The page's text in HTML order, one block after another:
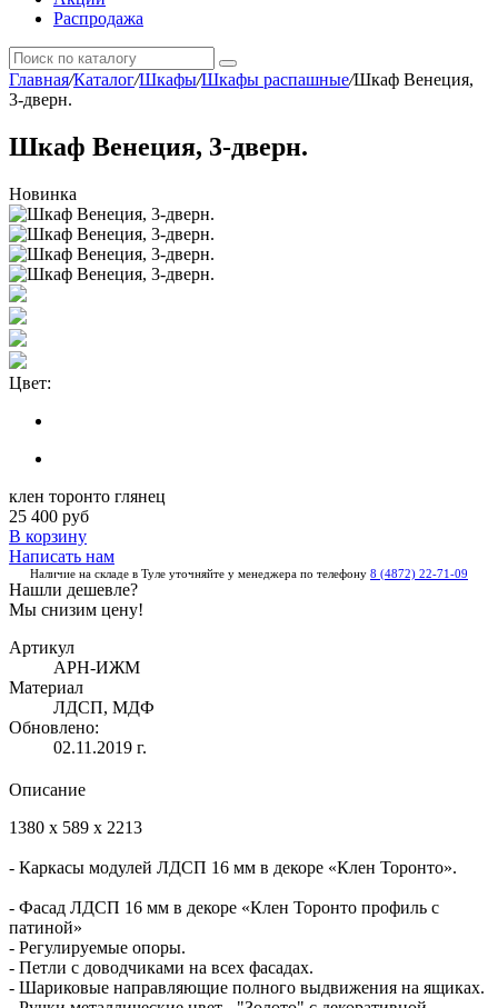
Распродажа
Главная/Каталог/Шкафы/Шкафы распашные/Шкаф Венеция,
3-дверн.
Шкаф Венеция, 3-дверн.
Новинка
Цвет:
клен торонто глянец
25 400 руб
В корзину
Написать нам
Наличие на складе в Туле уточняйте у менеджера по телефону 8 (4872) 22-71-09
Нашли дешевле?
Мы снизим цену!
Артикул
АРН-ИЖМ
Материал
ЛДСП, МДФ
Обновлено:
02.11.2019 г.
Описание
1380 x 589 x 2213
- Каркасы модулей ЛДСП 16 мм в декоре «Клен Торонто».
- Фасад ЛДСП 16 мм в декоре «Клен Торонто профиль с
патиной»
- Регулируемые опоры.
- Петли с доводчиками на всех фасадах.
- Шариковые направляющие полного выдвижения на ящиках.